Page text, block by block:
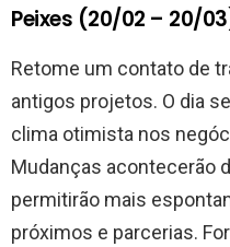
Peixes (20/02 – 20/
Retome um contato de
antigos projetos. O dia
clima otimista nos
Mudanças acontecerão
permitirão mais
próximos e parcerias.